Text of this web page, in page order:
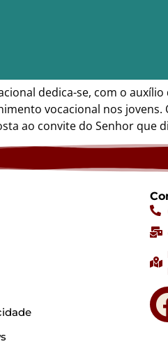
dedica-se, com o
vocacional nos
ao convite do Senhor que